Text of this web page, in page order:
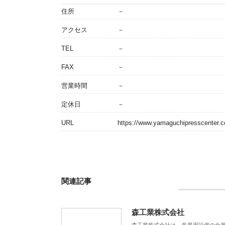
住所 －
アクセス －
TEL －
FAX －
営業時間 －
定休日 －
URL https://
関連記事
森工業株式会社